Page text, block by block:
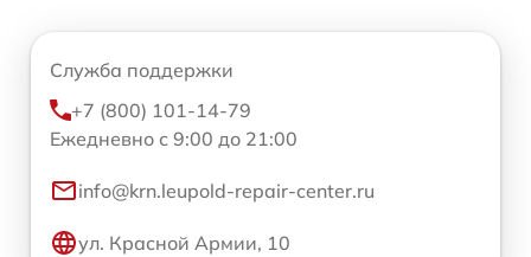
Служба поддержки
+7 (800) 101-14-79
Ежедневно с 9:00 до 21:00
info@krn.leupold-repair-center.ru
ул. Красной Армии, 10